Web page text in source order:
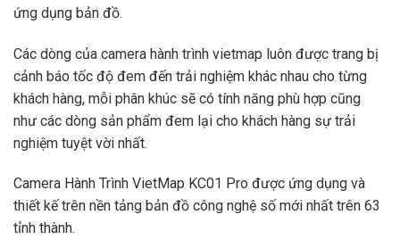
ứng dụng bản đồ.
Các dòng của camera hành trình vietmap luôn được trang bị
cảnh báo tốc độ đem đến trải nghiệm khác nhau cho từng
khách hàng, mỗi phân khúc sẽ có tính năng phù hợp cũng
như các dòng sản phẩm đem lại cho khách hàng sự trải
nghiệm tuyệt vời nhất.
Camera Hành Trình VietMap KC01 Pro được ứng dụng và
thiết kế trên nền tảng bản đồ công nghệ số mới nhất trên 63
tỉnh thành.